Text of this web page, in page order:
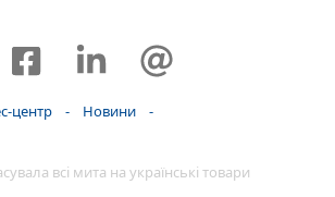
центр - Новини -
всі мита на українські товари